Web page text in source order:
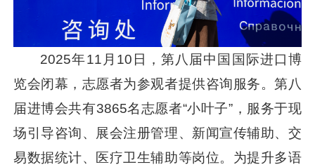
2025年11月10日，第八届中国国际进口博
览会闭幕，志愿者为参观者提供咨询服务。第八
届进博会共有3865名志愿者“小叶子”，服务于现
场引导咨询、展会注册管理、新闻宣传辅助、交
易数据统计、医疗卫生辅助等岗位。为提升多语